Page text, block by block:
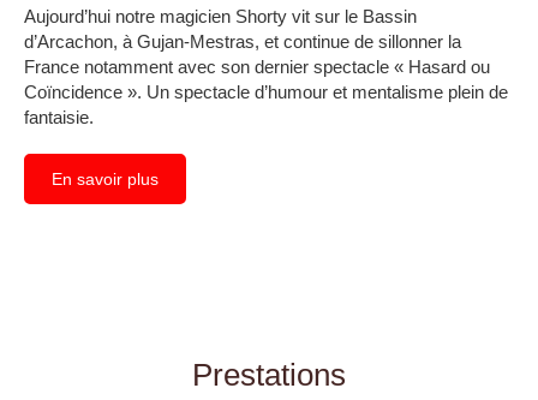
Aujourd’hui notre magicien Shorty vit sur le Bassin
d’Arcachon, à Gujan-Mestras, et continue de sillonner la
France notamment avec son dernier spectacle « Hasard ou
Coïncidence ». Un spectacle d’humour et mentalisme plein de
fantaisie.
En savoir plus
Prestations